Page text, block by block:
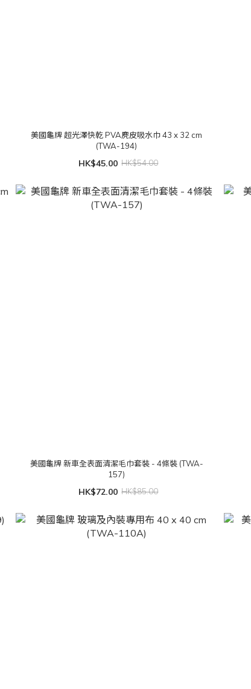
美國龜牌 超光澤快乾 PVA麂皮吸水巾 43 x 32 cm
(TWA-194)
HK$45.00 HK$54.00
美國龜牌 新車全表面清潔毛巾套裝 - 4條裝 (TWA-
157)
HK$72.00 HK$85.00